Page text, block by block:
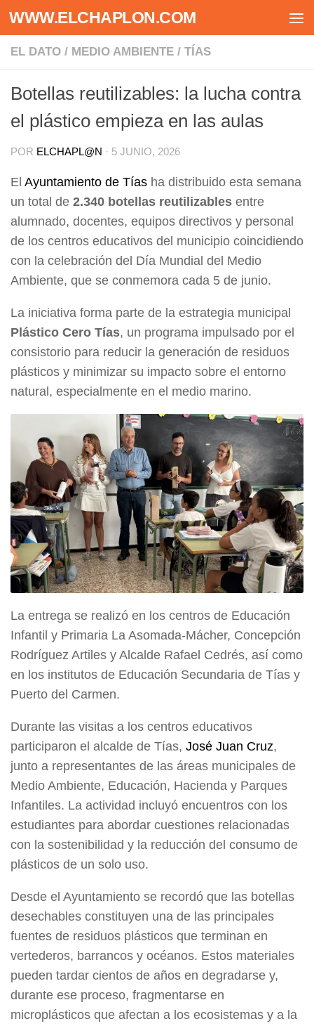
Saltar al contenido
WWW.ELCHAPLON.COM
EL DATO / MEDIO AMBIENTE / TÍAS
Botellas reutilizables: la lucha contra
el plástico empieza en las aulas
POR ELCHAPL@N · 5 JUNIO, 2026
El Ayuntamiento de Tías ha distribuido esta semana
un total de 2.340 botellas reutilizables entre
alumnado, docentes, equipos directivos y personal
de los centros educativos del municipio coincidiendo
con la celebración del Día Mundial del Medio
Ambiente, que se conmemora cada 5 de junio.
La iniciativa forma parte de la estrategia municipal
Plástico Cero Tías, un programa impulsado por el
consistorio para reducir la generación de residuos
plásticos y minimizar su impacto sobre el entorno
natural, especialmente en el medio marino.
La entrega se realizó en los centros de Educación
Infantil y Primaria La Asomada-Mácher, Concepción
Rodríguez Artiles y Alcalde Rafael Cedrés, así como
en los institutos de Educación Secundaria de Tías y
Puerto del Carmen.
Durante las visitas a los centros educativos
participaron el alcalde de Tías, José Juan Cruz,
junto a representantes de las áreas municipales de
Medio Ambiente, Educación, Hacienda y Parques
Infantiles. La actividad incluyó encuentros con los
estudiantes para abordar cuestiones relacionadas
con la sostenibilidad y la reducción del consumo de
plásticos de un solo uso.
Desde el Ayuntamiento se recordó que las botellas
desechables constituyen una de las principales
fuentes de residuos plásticos que terminan en
vertederos, barrancos y océanos. Estos materiales
pueden tardar cientos de años en degradarse y,
durante ese proceso, fragmentarse en
microplásticos que afectan a los ecosistemas y a la